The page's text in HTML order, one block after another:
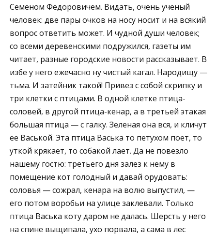
Семеном Федоровичем. Видать, очень ученый
человек: две пары очков на носу носит и на всякий
вопрос ответить может. И чудной души человек;
со всеми деревенскими подружился, газеты им
читает, разные городские новости рассказывает. В
избе у него ежечасно ну чистый кагал. Народищу —
тьма. И затейник такой! Привез с собой скрипку и
три клетки с птицами. В одной клетке птица-
соловей, в другой птица-кенар, а в третьей этакая
большая птица — с галку. Зеленая она вся, и кличут
ее Васькой. Эта птица Васька то петухом поет, то
уткой крякает, то собакой лает. Да не повезло
нашему гостю: третьего дня залез к нему в
помещение кот голодный и давай орудовать:
соловья — сожрал, кенара на волю выпустил, —
его потом воробьи на улице заклевали. Только
птица Васька коту даром не далась. Шерсть у него
на спине выщипала, ухо порвала, а сама в лес